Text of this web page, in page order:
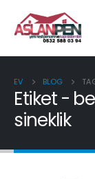
EV BLOG
Etiket -
sineklik